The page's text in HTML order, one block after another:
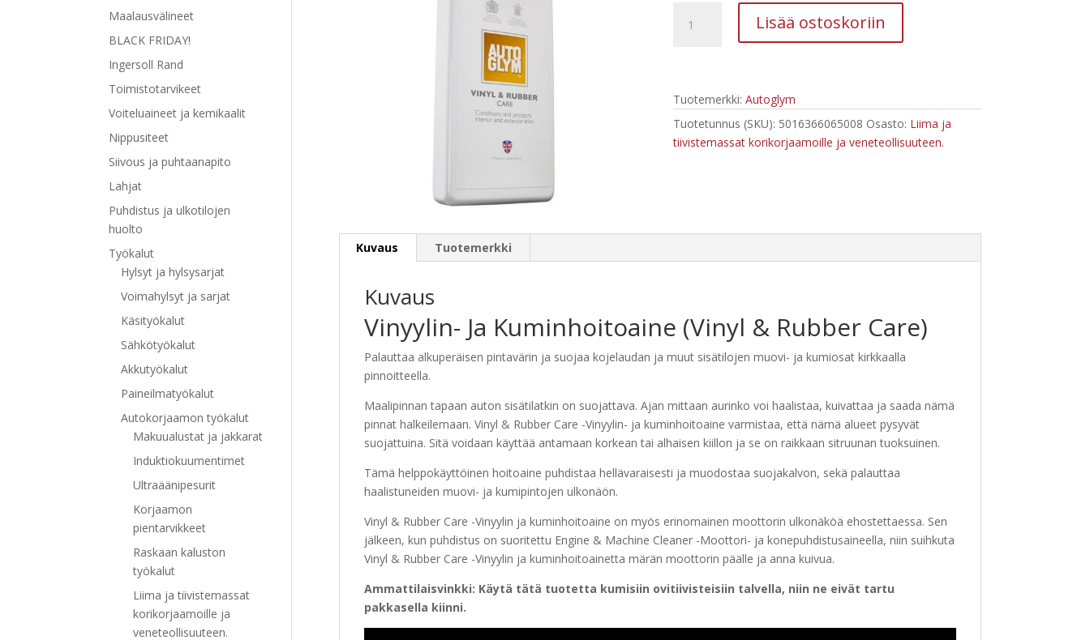
Vinyl
500
ml
määrä
Lisää ostoskoriin
Tuotemerkki: Autoglym
Tuotetunnus (SKU): 5016366065008 Osasto: Liima ja
tiivistemassat korikorjaamoille ja veneteollisuuteen.
Kuvaus Tuotemerkki
Kuvaus
Vinyylin- Ja Kuminhoitoaine (Vinyl & Rubber Care)
Palauttaa alkuperäisen pintavärin ja suojaa kojelaudan ja muut sisätilojen muovi- ja kumiosat kirkkaalla
pinnoitteella.
Maalipinnan tapaan auton sisätilatkin on suojattava. Ajan mittaan aurinko voi haalistaa, kuivattaa ja saada nämä
pinnat halkeilemaan. Vinyl & Rubber Care -Vinyylin- ja kuminhoitoaine varmistaa, että nämä alueet pysyvät
suojattuina. Sitä voidaan käyttää antamaan korkean tai alhaisen kiillon ja se on raikkaan sitruunan tuoksuinen.
Tämä helppokäyttöinen hoitoaine puhdistaa hellävaraisesti ja muodostaa suojakalvon, sekä palauttaa
haalistuneiden muovi- ja kumipintojen ulkonäön.
Vinyl & Rubber Care -Vinyylin ja kuminhoitoaine on myös erinomainen moottorin ulkonäköä ehostettaessa. Sen
jälkeen, kun puhdistus on suoritettu Engine & Machine Cleaner -Moottori- ja konepuhdistusaineella, niin suihkuta
Vinyl & Rubber Care -Vinyylin ja kuminhoitoainetta märän moottorin päälle ja anna kuivua.
Ammattilaisvinkki: Käytä tätä tuotetta kumisiin ovitiivisteisiin talvella, niin ne eivät tartu
pakkasella kiinni.
Maalausvälineet
BLACK FRIDAY!
Ingersoll Rand
Toimistotarvikeet
Voiteluaineet ja kemikaalit
Nippusiteet
Siivous ja puhtaanapito
Lahjat
Puhdistus ja ulkotilojen
huolto
Työkalut
Hylsyt ja hylsysarjat
Voimahylsyt ja sarjat
Käsityökalut
Sähkötyökalut
Akkutyökalut
Paineilmatyökalut
Autokorjaamon työkalut
Makuualustat ja jakkarat
Induktiokuumentimet
Ultraäänipesurit
Korjaamon
pientarvikkeet
Raskaan kaluston
työkalut
Liima ja tiivistemassat
korikorjaamoille ja
veneteollisuuteen.